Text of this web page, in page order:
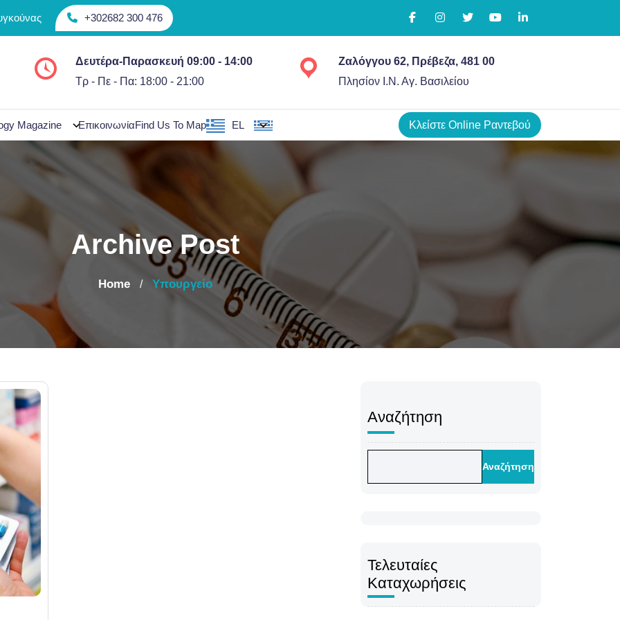
+302682 300 476
Δευτέρα-Παρασκευή 09:00 - 14:00
Τρ - Πε - Πα: 18:00 - 21:00
Ζαλόγγου 62, Πρέβεζα, 481 00
Πλησίον Ι.Ν. Αγ. Βασιλείου
Magazine ΕπικοινωνίαFind Us To Map EL Κλείστε Online Ραντεβού
Archive Post
Home / Υπουργείο
Αναζήτηση
Αναζήτηση
Τελευταίες
Καταχωρήσεις